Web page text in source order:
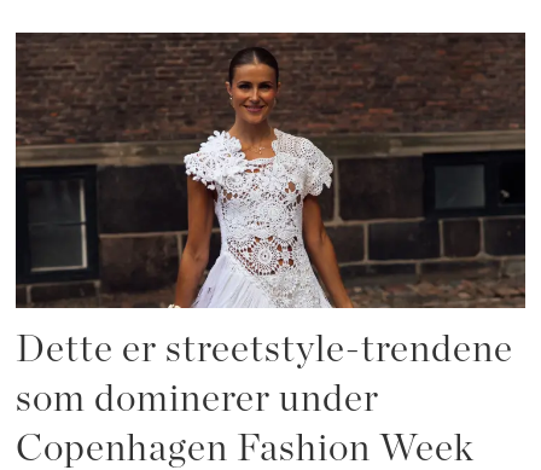
Dette er streetstyle-trendene
som dominerer under
Copenhagen Fashion Week